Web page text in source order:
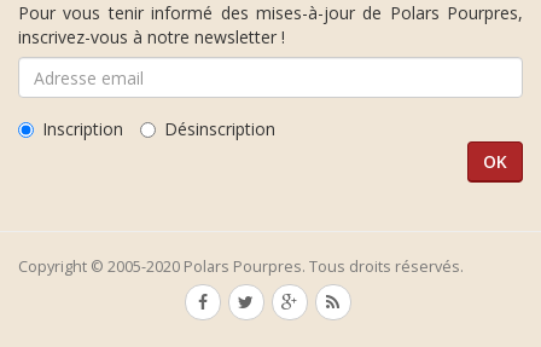
Pour vous tenir informé des mises-à-jour de Polars Pourpres,
inscrivez-vous à notre newsletter !
Inscription Désinscription
Copyright © 2005-2020 Polars Pourpres. Tous droits réservés.